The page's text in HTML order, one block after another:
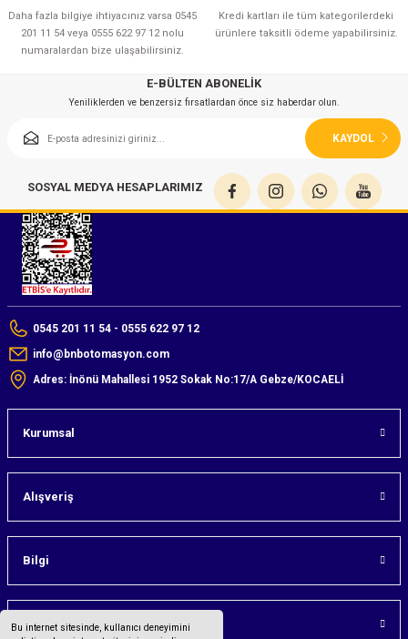
Bu internet sitesinde, kullanıcı deneyimini
Daha fazla bilgiye ihtiyacınız varsa 0545
201 11 54 veya 0555 622 97 12 nolu
numaralardan bize ulaşabilirsiniz.
Kredi kartları ile tüm kategorilerdeki
ürünlere taksitli ödeme yapabilirsiniz.
E-BÜLTEN ABONELİK
Yeniliklerden ve benzersiz fırsatlardan önce siz haberdar olun.
KAYDOL
SOSYAL MEDYA HESAPLARIMIZ
0545 201 11 54 - 0555 622 97 12
info@bnbotomasyon.com
Adres: İnönü Mahallesi 1952 Sokak No:17/A Gebze/KOCAELİ
Kurumsal
Alışveriş
Bilgi
Üyelik